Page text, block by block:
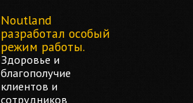
Noutland
разработал особый
режим работы.
Здоровье и
благополучие
клиентов и
сотрудников